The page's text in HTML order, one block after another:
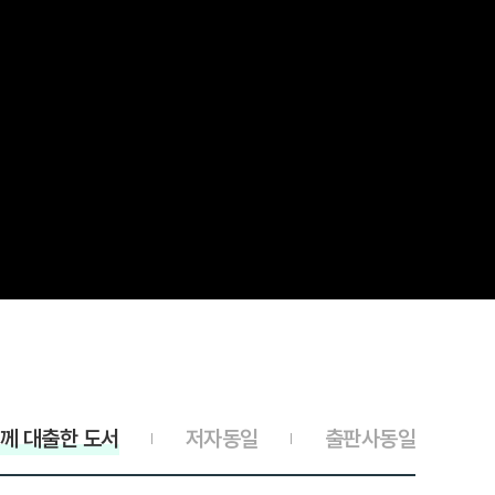
출판사동일
저자동일
대출한 도서